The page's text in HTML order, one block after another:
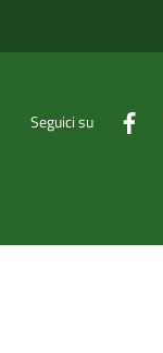
Seguici su